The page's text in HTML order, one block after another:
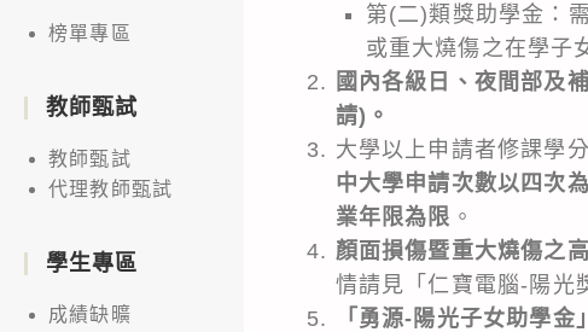
第(二)類獎助學金：
或重大燒傷之在學子
國內各級日、夜間部及
請)。
大學以上申請者修課學
中大學申請次數以四次
業年限為限 。
顏面損傷暨重大燒傷之
情請見「仁寶電腦-陽光
「勇源-陽光子女助學
榜單專區
教師甄試
教師甄試
代理教師甄試
學生專區
成績缺曠